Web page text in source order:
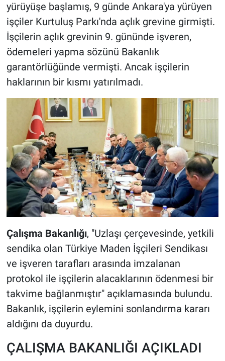
yürüyüşe başlamış, 9 günde Ankara'ya yürüyen
işçiler Kurtuluş Parkı'nda açlık grevine girmişti.
İşçilerin açlık grevinin 9. gününde işveren,
ödemeleri yapma sözünü Bakanlık
garantörlüğünde vermişti. Ancak işçilerin
haklarının bir kısmı yatırılmadı.
Çalışma Bakanlığı, "Uzlaşı çerçevesinde, yetkili
sendika olan Türkiye Maden İşçileri Sendikası
ve işveren tarafları arasında imzalanan
protokol ile işçilerin alacaklarının ödenmesi bir
takvime bağlanmıştır" açıklamasında bulundu.
Bakanlık, işçilerin eylemini sonlandırma kararı
aldığını da duyurdu.
ÇALIŞMA BAKANLIĞI AÇIKLADI